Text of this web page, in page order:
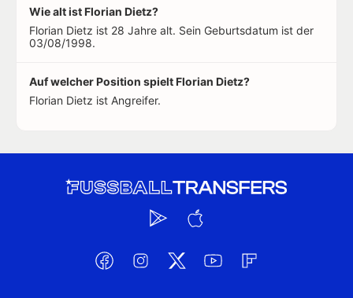
Wie alt ist Florian Dietz?
Florian Dietz ist 28 Jahre alt. Sein Geburtsdatum ist der
03/08/1998.
Auf welcher Position spielt Florian Dietz?
Florian Dietz ist Angreifer.